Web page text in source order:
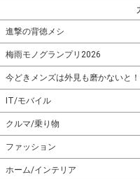
進撃の背徳メシ
梅雨モノグランプリ2026
今どきメンズは外見も磨かないと！
IT/モバイル
クルマ/乗り物
ファッション
ホーム/インテリア